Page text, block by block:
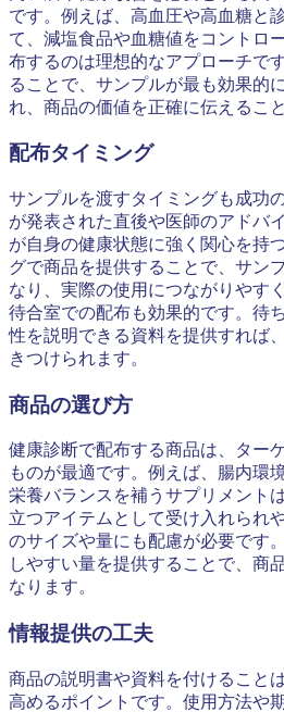
です。例えば、高血圧や高血糖と
て、減塩食品や血糖値をコントロ
布するのは理想的なアプローチで
ることで、サンプルが最も効果的
れ、商品の価値を正確に伝えるこ
配布タイミング
サンプルを渡すタイミングも成功
が発表された直後や医師のアドバ
が自身の健康状態に強く関心を持
グで商品を提供することで、サン
なり、実際の使用につながりやす
待合室での配布も効果的です。待
性を説明できる資料を提供すれば
きつけられます。
商品の選び方
健康診断で配布する商品は、ター
ものが最適です。例えば、腸内環
栄養バランスを補うサプリメント
立つアイテムとして受け入れられ
のサイズや量にも配慮が必要です
しやすい量を提供することで、商
なります。
情報提供の工夫
商品の説明書や資料を付けること
高めるポイントです。使用方法や